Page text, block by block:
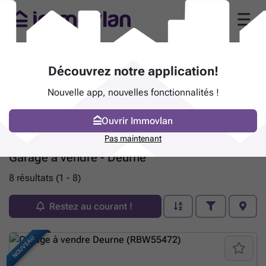
Garage à vendre - Deurne
8 résultats (1 - 8)
Restez au courant !
NOUVEAU
Découvrez notre application!
Nouvelle app, nouvelles fonctionnalités !
Ouvrir Immovlan
Pas maintenant